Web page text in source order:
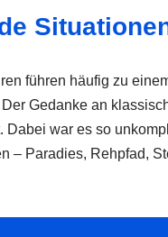
führen häufig zu
Gedanke an
war es so
– Paradies, Rehpfad,